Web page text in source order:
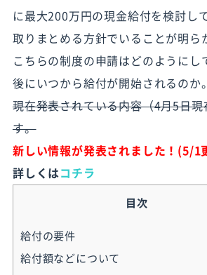
に最大200万円の現金給付を検討し
取りまとめる方針でいることが明ら
こちらの制度の申請はどのようにし
後にいつから給付が開始されるのか。
現在発表されている内容（4月5日現
す。
新しい情報が発表されました！(5/1
詳しくは コチラ
目次
給付の要件
給付額などについて